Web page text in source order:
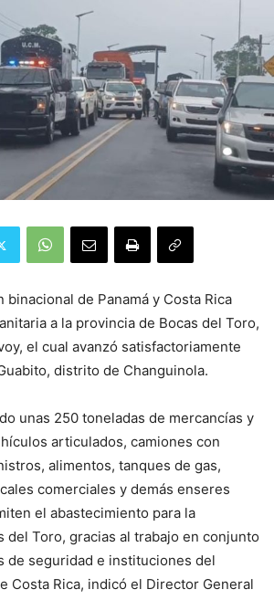
binacional de Panamá y Costa Rica
a la provincia de Bocas del Toro,
el cual avanzó satisfactoriamente
distrito de Changuinola.
unas 250 toneladas de mercancías y
articulados, camiones con
alimentos, tanques de gas,
comerciales y demás enseres
el abastecimiento para la
del Toro, gracias al trabajo en conjunto
de seguridad e instituciones del
Costa Rica, indicó el Director General